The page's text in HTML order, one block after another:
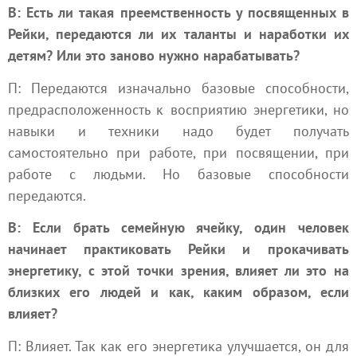
В: Есть ли такая преемственность у посвященных в
Рейки, передаются ли их таланты и наработки их
детям? Или это заново нужно нарабатывать?
П: Передаются изначально базовые способности,
предрасположенность к восприятию энергетики, но
навыки и техники надо будет получать
самостоятельно при работе, при посвящении, при
работе с людьми. Но базовые способности
передаются.
В: Если брать семейную ячейку, один человек
начинает практиковать Рейки и прокачивать
энергетику, с этой точки зрения, влияет ли это на
близких его людей и как, каким образом, если
влияет?
П: Влияет. Так как его энергетика улучшается, он для